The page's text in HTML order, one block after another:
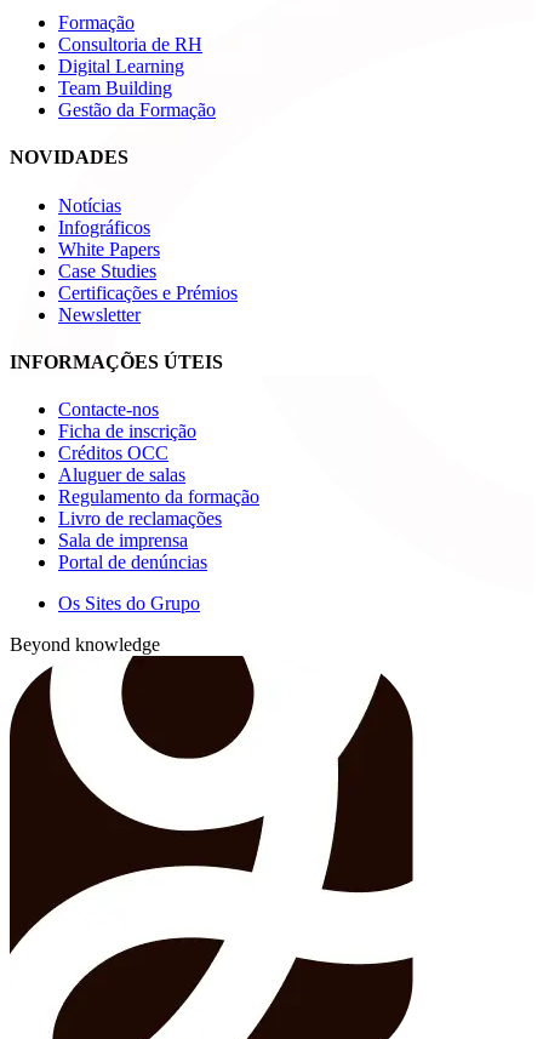
Formação
Consultoria de RH
Digital Learning
Team Building
Gestão da Formação
NOVIDADES
Notícias
Infográficos
White Papers
Case Studies
Certificações e Prémios
Newsletter
INFORMAÇÕES ÚTEIS
Contacte-nos
Ficha de inscrição
Créditos OCC
Aluguer de salas
Regulamento da formação
Livro de reclamações
Sala de imprensa
Portal de denúncias
Os Sites do Grupo
Beyond knowledge